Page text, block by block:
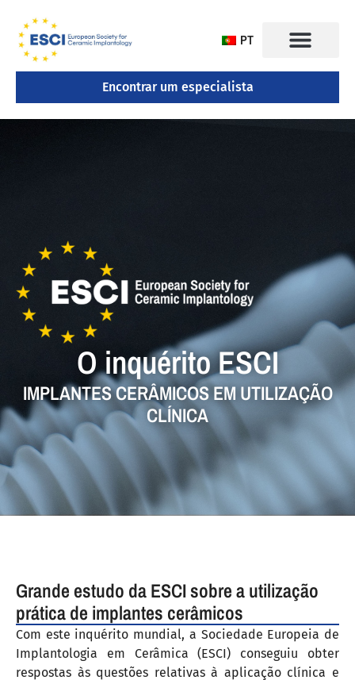
PT
Encontrar um especialista
O inquérito ESCI
IMPLANTES CERÂMICOS EM UTILIZAÇÃO
CLÍNICA
Grande estudo da ESCI sobre a utilização
prática de implantes cerâmicos
Com este inquérito mundial, a Sociedade Europeia de
Implantologia em Cerâmica (ESCI) conseguiu obter
respostas às questões relativas à aplicação clínica e